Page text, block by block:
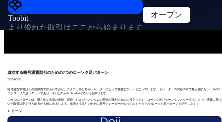
Toobit
より優れた取引はここから始まります
オープン
成功する暗号通貨取引のための7つのローソク足パターン
2025-05-30
暗号通貨市場はその変動性で知られており、 テクニカル分析がトレーダーにとって重要なツールとなっています。トレーダーの武器の中で最も強力なツールの1
つがローソク足パターンであり、今日はToobit Academyでそれを探ります。
これらのパターンは、潜在的な市場の反転、継続、およびモメンタムの変化を識別するのに役立ちます。ローソク足パターンをマスターすることで、情報に基づ
いた取引決定を行う能力が大幅に向上します。成功する取引のために暗号トレーダーが知っておくべき7つのローソク足パターンを紹介します：
1. ドージ